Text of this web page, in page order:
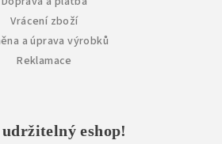
Vrácení zboží
a úprava výrobků
Reklamace
udržitelný eshop!